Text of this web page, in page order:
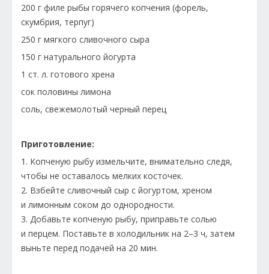
200 г филе рыбы горячего копчения (форель,
скумбрия, терпуг)
250 г мягкого сливочного сыра
150 г натурального йогурта
1 ст. л. готового хрена
сок половины лимона
соль, свежемолотый черный перец
Приготовление:
1. Копченую рыбу измельчите, внимательно следя,
чтобы не оставалось мелких косточек.
2. Взбейте сливочный сыр с йогуртом, хреном
и лимонным соком до однородности.
3. Добавьте копченую рыбу, приправьте солью
и перцем. Поставьте в холодильник на 2–3 ч, затем
выньте перед подачей на 20 мин.